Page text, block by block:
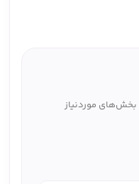
بخش‌های موردنیاز